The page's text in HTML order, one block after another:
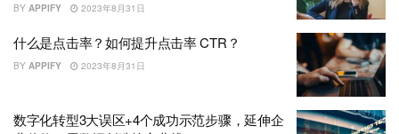
BY APPIFY 2023年8月31日
什么是点击率？如何提升点击率 CTR？
BY APPIFY 2023年8月31日
数字化转型3大误区+4个成功示范步骤，延伸企